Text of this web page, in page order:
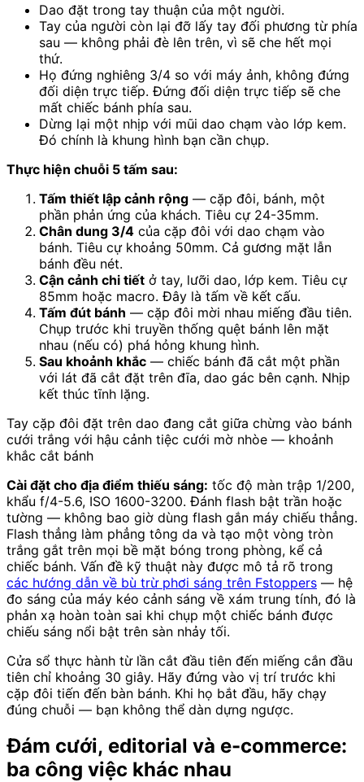
Dao đặt trong tay thuận của một người.
Tay của người còn lại đỡ lấy tay đối phương từ phía
sau — không phải đè lên trên, vì sẽ che hết mọi
thứ.
Họ đứng nghiêng 3/4 so với máy ảnh, không đứng
đối diện trực tiếp. Đứng đối diện trực tiếp sẽ che
mất chiếc bánh phía sau.
Dừng lại một nhịp với mũi dao chạm vào lớp kem.
Đó chính là khung hình bạn cần chụp.
Thực hiện chuỗi 5 tấm sau:
Tấm thiết lập cảnh rộng — cặp đôi, bánh, một
phần phản ứng của khách. Tiêu cự 24-35mm.
Chân dung 3/4 của cặp đôi với dao chạm vào
bánh. Tiêu cự khoảng 50mm. Cả gương mặt lẫn
bánh đều nét.
Cận cảnh chi tiết ở tay, lưỡi dao, lớp kem. Tiêu cự
85mm hoặc macro. Đây là tấm về kết cấu.
Tấm đút bánh — cặp đôi mời nhau miếng đầu tiên.
Chụp trước khi truyền thống quệt bánh lên mặt
nhau (nếu có) phá hỏng khung hình.
Sau khoảnh khắc — chiếc bánh đã cắt một phần
với lát đã cắt đặt trên đĩa, dao gác bên cạnh. Nhịp
kết thúc tĩnh lặng.
Tay cặp đôi đặt trên dao đang cắt giữa chừng vào bánh
cưới trắng với hậu cảnh tiệc cưới mờ nhòe — khoảnh
khắc cắt bánh
Cài đặt cho địa điểm thiếu sáng: tốc độ màn trập 1/200,
khẩu f/4-5.6, ISO 1600-3200. Đánh flash bật trần hoặc
tường — không bao giờ dùng flash gắn máy chiếu thẳng.
Flash thẳng làm phẳng tông da và tạo một vòng tròn
trắng gắt trên mọi bề mặt bóng trong phòng, kể cả
chiếc bánh. Vấn đề kỹ thuật này được mô tả rõ trong
các hướng dẫn về bù trừ phơi sáng trên Fstoppers — hệ
đo sáng của máy kéo cảnh sáng về xám trung tính, đó là
phản xạ hoàn toàn sai khi chụp một chiếc bánh được
chiếu sáng nổi bật trên sàn nhảy tối.
Cửa sổ thực hành từ lần cắt đầu tiên đến miếng cắn đầu
tiên chỉ khoảng 30 giây. Hãy đứng vào vị trí trước khi
cặp đôi tiến đến bàn bánh. Khi họ bắt đầu, hãy chạy
đúng chuỗi — bạn không thể dàn dựng ngược.
Đám cưới, editorial và e-commerce:
ba công việc khác nhau